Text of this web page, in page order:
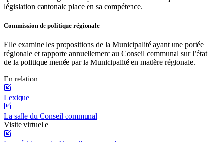
législation cantonale place en sa compétence.
Commission de politique régionale
Elle examine les propositions de la Municipalité ayant une portée
régionale et rapporte annuellement au Conseil communal sur l’état
de la politique menée par la Municipalité en matière régionale.
En relation
Lexique
La salle du Conseil communal
Visite virtuelle